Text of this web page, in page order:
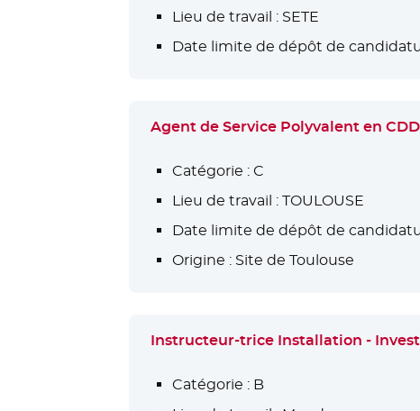
Lieu de travail :SETE
Date limite de dépôt de
Agent de Service Polyvalent en CDD
Catégorie : C
Lieu de travail :TOULOUSE
Date limite de dépôt de
Origine : Site de Toulouse
Instructeur-trice Installation -
Catégorie : B